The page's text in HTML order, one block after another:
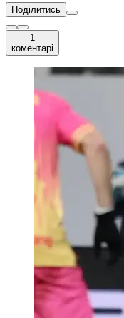
Поділитись
1
коментарі